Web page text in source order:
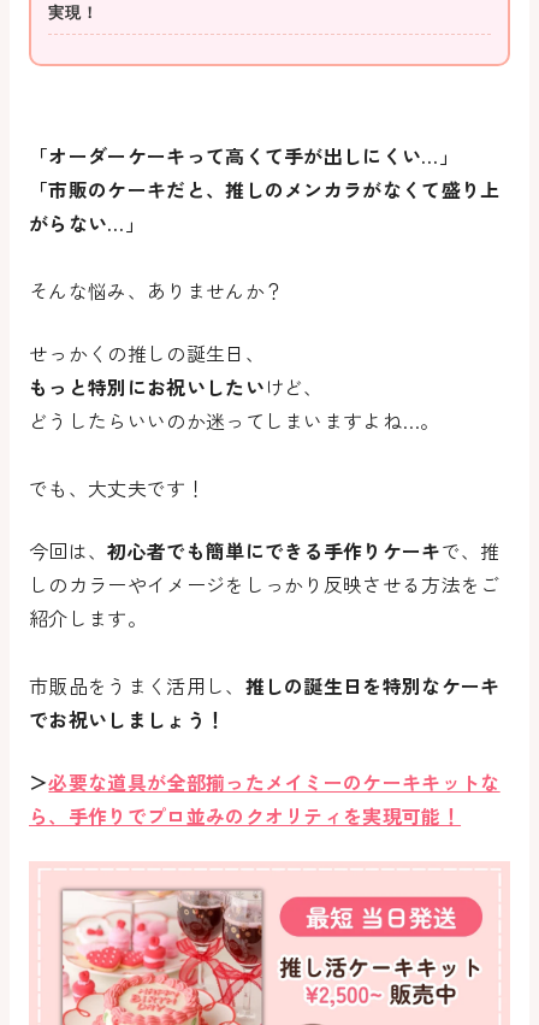
実現！
「オーダーケーキって高くて手が出しにくい…」
「市販のケーキだと、推しのメンカラがなくて盛り上
がらない…」
そんな悩み、ありませんか？
せっかくの推しの誕生日、
もっと特別にお祝いしたいけど、
どうしたらいいのか迷ってしまいますよね…。
でも、大丈夫です！
今回は、初心者でも簡単にできる手作りケーキで、推
しのカラーやイメージをしっかり反映させる方法をご
紹介します。
市販品をうまく活用し、 推しの誕生日を特別なケーキ
でお祝いしましょう！
＞必要な道具が全部揃ったメイミーのケーキキットな
ら、手作りでプロ並みのクオリティを実現可能！